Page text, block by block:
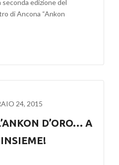
seconda edizione del
di Ancona “Ankon
24, 2015
D’ORO… A